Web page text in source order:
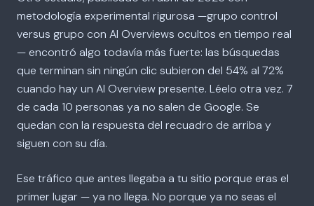
metodología experimental rigurosa —grupo control
versus grupo con AI Overviews ocultos en tiempo real
— encontró algo todavía más fuerte: las búsquedas
que terminan sin ningún clic subieron del 54% al 72%
cuando hay un AI Overview presente. Léelo otra vez. 7
de cada 10 personas ya no salen de Google. Se
quedan con la respuesta del recuadro de arriba y
siguen con su día.
Ese tráfico que antes llegaba a tu sitio porque eras el
primer lugar — ya no llega. No porque ya no seas el